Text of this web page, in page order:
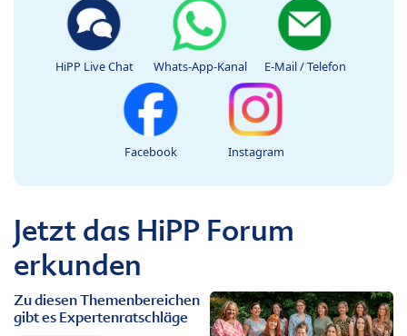
HiPP Live Chat Whats-App-Kanal E-Mail / Telefon
Facebook Instagram
Jetzt das HiPP Forum
erkunden
Zu diesen Themenbereichen
gibt es Expertenratschläge